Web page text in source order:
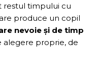
restul timpului cu
produce un copil
nevoie și de timp
alegere proprie, de